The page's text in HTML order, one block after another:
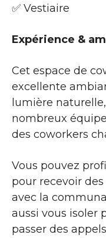
✅ Vestiaire
Expérience &
Cet espace de
excellente
lumière
nombreux
des coworkers
Vous pouvez
pour recevoir
avec la
aussi vous isoler
passer des